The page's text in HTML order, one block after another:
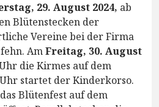
29. August 2024, ab
Blütenstecken der
Vereine bei der Firma
AmFreitag, 30. August
die Kirmes auf dem
startet der Kinderkorso.
Blütenfest auf dem